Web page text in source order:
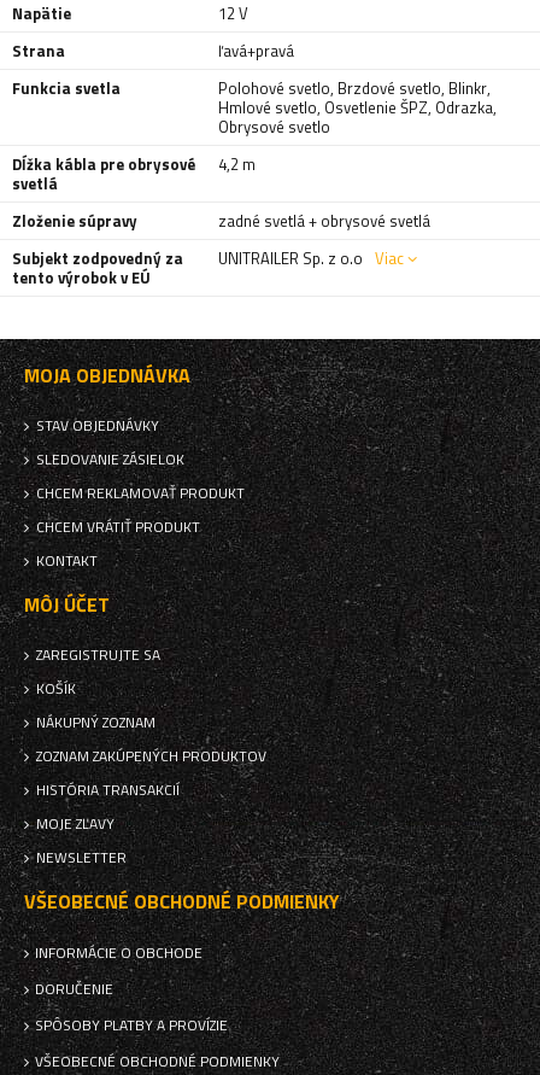
Napätie
12 V
Strana
ľavá+pravá
Funkcia svetla
Polohové svetlo, Brzdové svetlo, Blinkr,
Hmlové svetlo, Osvetlenie ŠPZ, Odrazka,
Obrysové svetlo
Dĺžka kábla pre obrysové
svetlá
4,2 m
Zloženie súpravy
zadné svetlá + obrysové svetlá
Subjekt zodpovedný za
tento výrobok v EÚ
UNITRAILER Sp. z o.o Viac
MOJA OBJEDNÁVKA
STAV OBJEDNÁVKY
SLEDOVANIE ZÁSIELOK
CHCEM REKLAMOVAŤ PRODUKT
CHCEM VRÁTIŤ PRODUKT
KONTAKT
MÔJ ÚČET
ZAREGISTRUJTE SA
KOŠÍK
NÁKUPNÝ ZOZNAM
ZOZNAM ZAKÚPENÝCH PRODUKTOV
HISTÓRIA TRANSAKCIÍ
MOJE ZĽAVY
NEWSLETTER
VŠEOBECNÉ OBCHODNÉ PODMIENKY
INFORMÁCIE O OBCHODE
DORUČENIE
SPÔSOBY PLATBY A PROVÍZIE
VŠEOBECNÉ OBCHODNÉ PODMIENKY